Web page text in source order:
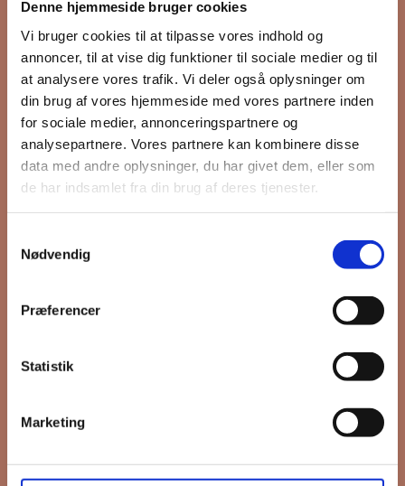
Denne hjemmeside bruger cookies
Vi bruger cookies til at tilpasse vores indhold og
annoncer, til at vise dig funktioner til sociale medier og til
at analysere vores trafik. Vi deler også oplysninger om
din brug af vores hjemmeside med vores partnere inden
for sociale medier, annonceringspartnere og
analysepartnere. Vores partnere kan kombinere disse
data med andre oplysninger, du har givet dem, eller som
de har indsamlet fra din brug af deres tjenester.
Nødvendig
Præferencer
Statistik
Marketing
VIP Åbent Hus, når vi sætter nye
boliger til salg, så du kan komme
først i køen.
*
Fornavn
Markedsføringstilladelse